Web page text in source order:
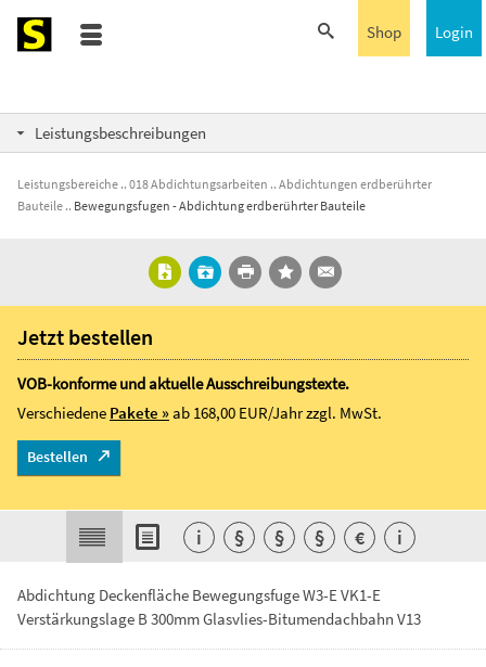
Login
Shop
Leistungsbeschreibungen
Leistungsbereiche 018 Abdichtungsarbeiten
Abdichtungen erdberührter
Bauteile
Bewegungsfugen - Abdichtung erdberührter Bauteile
Abdichtung Deckenfläche Bewegungsfuge W3-E VK1-E
Verstärkungslage B 300mm Glasvlies-Bitumendachbahn V13
Jetzt bestellen
VOB-konforme und aktuelle Ausschreibungstexte.
Verschiedene Pakete »ab 168,00 EUR/Jahrzzgl. MwSt.
Bestellen
i § § § € i